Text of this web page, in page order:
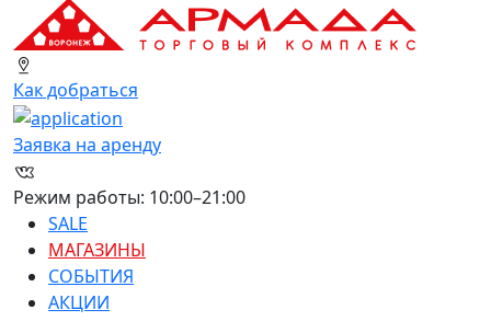
Как добраться
Заявка на аренду
Режим работы: 10:00–21:00
SALE
МАГАЗИНЫ
СОБЫТИЯ
АКЦИИ
Адрес сайта
Площадь, от (м2)
Виды деятельности
Перетащите или нажмите для добавления
файлов
Сообщение